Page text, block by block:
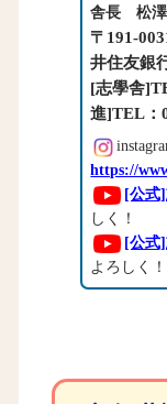
舎長 松澤
〒191-
井住友銀
[志學舎
進]TEL：
https://
[公式
しく！
[公式
よろしく！